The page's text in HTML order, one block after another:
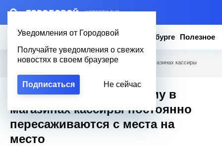
– НОВОСТИ ДНЯ
Уведомления от Городовой
Получайте уведомления о свежих
новостях в своем браузере
Подписаться Не сейчас
Новости Эксклюзив Вопросы о Петербурге Полезное
Городовой Полезное / «Пройдите сюда»: почему в магазинах кассиры
«Пройдите сюда»: почему в
магазинах кассиры постоянно
пересаживаются с места на
место